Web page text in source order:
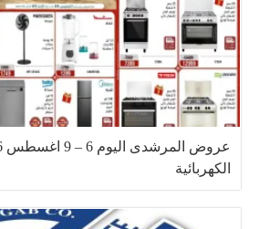
الكهربائية